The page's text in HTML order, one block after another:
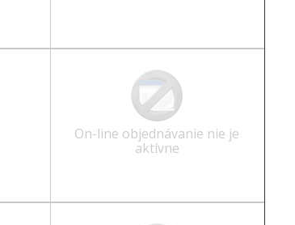
On-line objednávanie nie je
aktívne